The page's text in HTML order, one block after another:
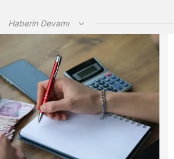
Haberin Devamı